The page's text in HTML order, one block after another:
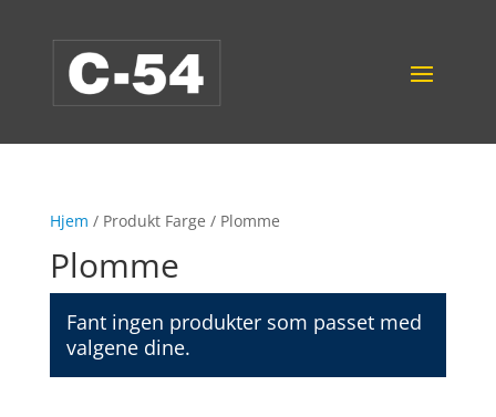
Hjem / Produkt Farge / Plomme
Plomme
Fant ingen produkter som passet med
valgene dine.